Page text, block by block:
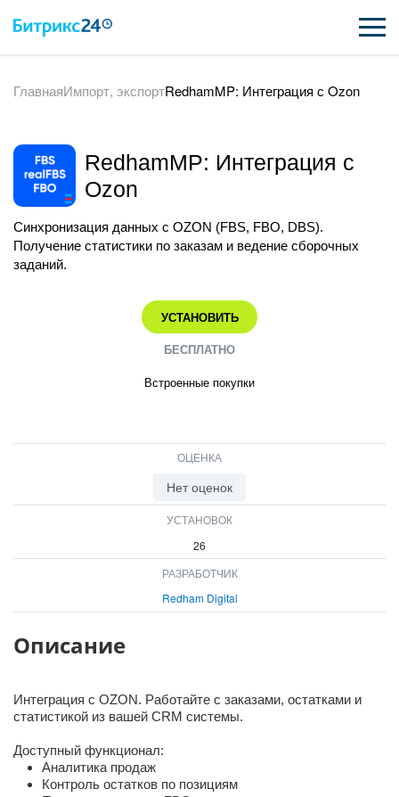
ВОЗМОЖНОСТИ
ИНТЕГРАЦИИ
ПОДДЕРЖКА
ПОЛУЧИТЬ БЕСПЛАТНО
ВХОД
ГлавнаяИмпорт, экспортRedhamMP: Интеграция с Ozon
RedhamMP: Интеграция с
Ozon
Синхронизация данных с OZON (FBS, FBO, DBS).
Получение статистики по заказам и ведение сборочных
заданий.
УСТАНОВИТЬ
БЕСПЛАТНО
Встроенные покупки
ОЦЕНКА
Нет оценок
УСТАНОВОК
26
РАЗРАБОТЧИК
Redham Digital
Описание
Интеграция с OZON. Работайте с заказами, остатками и
статистикой из вашей CRM системы.
Доступный функционал:
Аналитика продаж
Контроль остатков по позициям